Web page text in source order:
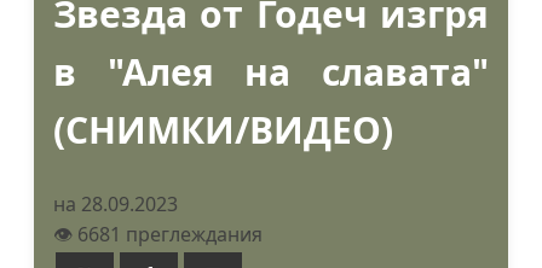
Звезда от Годеч изгря
в "Алея на славата"
(СНИМКИ/ВИДЕО)
на 28.09.2023
👁️ 6681 преглеждания